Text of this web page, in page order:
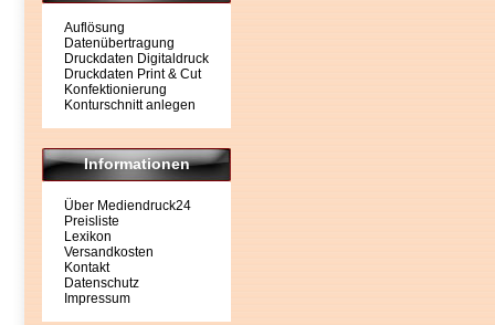
Auflösung
Datenübertragung
Druckdaten Digitaldruck
Druckdaten Print & Cut
Konfektionierung
Konturschnitt anlegen
Informationen
Über Mediendruck24
Preisliste
Lexikon
Versandkosten
Kontakt
Datenschutz
Impressum